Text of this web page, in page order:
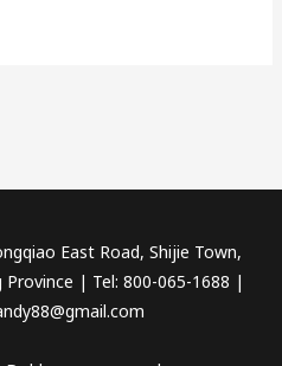
East Road, Shijie Town,
Province | Tel: 800-065-1688 |